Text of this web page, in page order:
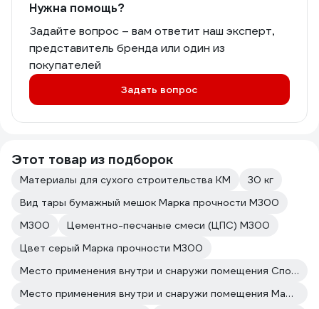
Нужна помощь?
Задайте вопрос – вам ответит наш эксперт,
представитель бренда или один из
покупателей
Задать вопрос
Этот товар из подборок
Материалы для сухого строительства КМ
30 кг
Вид тары бумажный мешок Марка прочности М300
М300
Цементно-песчаные смеси (ЦПС) М300
Цвет серый Марка прочности М300
Место применения внутри и снаружи помещения Способ нанесения ручной
Место применения внутри и снаружи помещения Марка прочности М300